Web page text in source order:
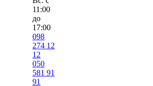
11:00
до
17:00
098
274 12
12
050
581 91
91